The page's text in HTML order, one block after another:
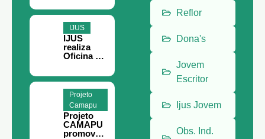
IJUS
IJUS
realiza
Oficina de
e
Planejame
nto
Estratégic
o em
Juruti
Projeto
Camapu
Projeto
CAMAPU
promove
Reflor
Dona's
Jovem
Escritor
Ijus Jovem
Obs. Ind.